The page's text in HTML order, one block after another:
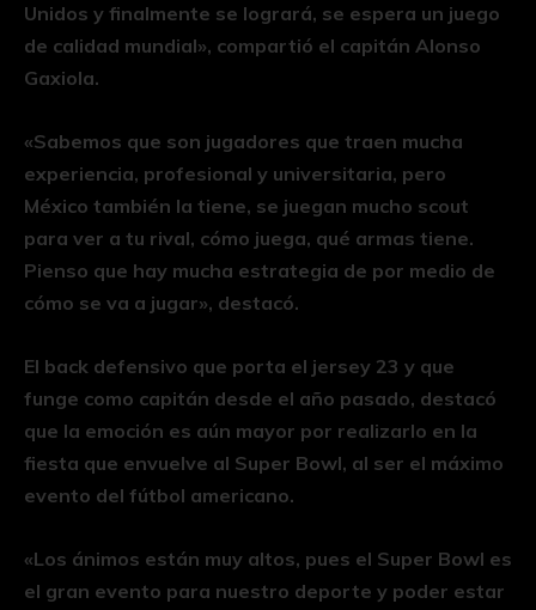
Unidos y finalmente se logrará, se espera un juego
de calidad mundial», compartió el capitán Alonso
Gaxiola.
«Sabemos que son jugadores que traen mucha
experiencia, profesional y universitaria, pero
México también la tiene, se juegan mucho scout
para ver a tu rival, cómo juega, qué armas tiene.
Pienso que hay mucha estrategia de por medio de
cómo se va a jugar», destacó.
El back defensivo que porta el jersey 23 y que
funge como capitán desde el año pasado, destacó
que la emoción es aún mayor por realizarlo en la
fiesta que envuelve al Super Bowl, al ser el máximo
evento del fútbol americano.
«Los ánimos están muy altos, pues el Super Bowl es
el gran evento para nuestro deporte y poder estar